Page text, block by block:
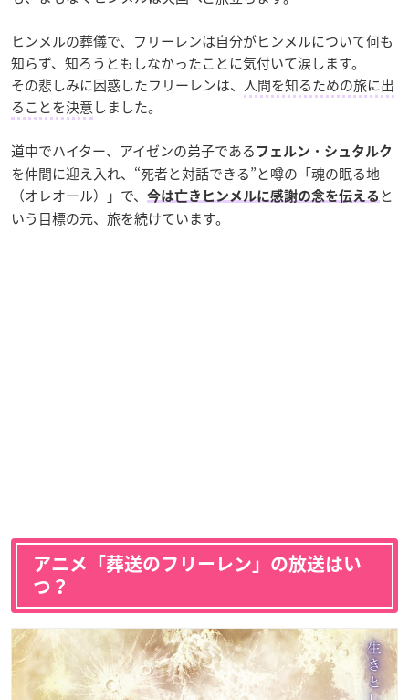
ヒンメルの葬儀で、フリーレンは自分がヒンメルについて何も
知らず、知ろうともしなかったことに気付いて涙します。
その悲しみに困惑したフリーレンは、 人間を知るための旅に出
ることを決意しました。
道中でハイター、アイゼンの弟子である フェルン ・ シュタルク
を仲間に迎え入れ、“死者と対話できる”と噂の「魂の眠る地
（オレオール）」で、
今は亡きヒンメルに感謝の念を伝える と
いう目標の元、旅を続けています。
アニメ「葬送のフリーレン」の放送はい
つ？